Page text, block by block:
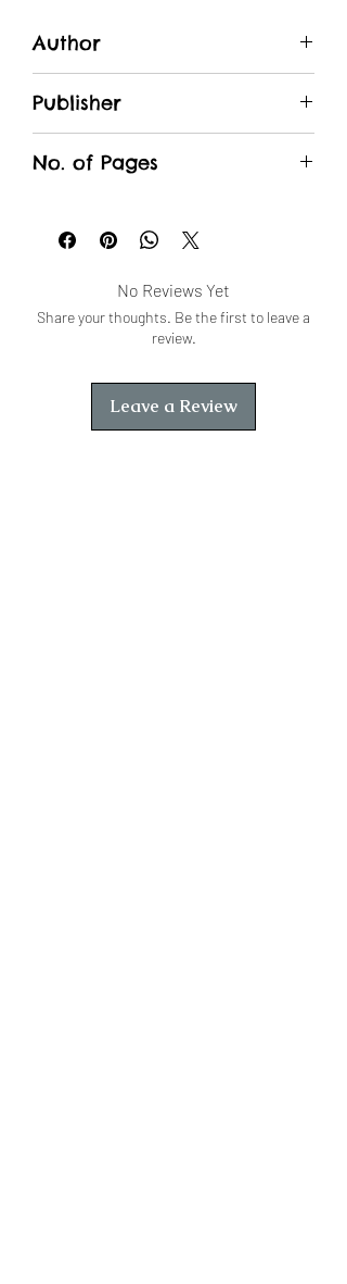
Author
Publisher
No. of Pages
No Reviews Yet
Share your thoughts. Be the first to leave a
review.
Leave a Review